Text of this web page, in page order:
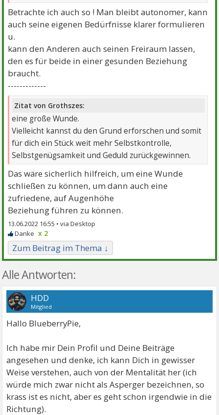
Betrachte ich auch so ! Man bleibt autonomer, kann
auch seine eigenen Bedürfnisse klarer formulieren
u.
kann den Anderen auch seinen Freiraum lassen,
den es für beide in einer gesunden Beziehung
braucht.
-------------
Zitat von Grothszes:
eine große Wunde.
Vielleicht kannst du den Grund erforschen und somit
für dich ein Stück weit mehr Selbstkontrolle,
Selbstgenügsamkeit und Geduld zurückgewinnen.
Das wäre sicherlich hilfreich, um eine Wunde
schließen zu können, um dann auch eine
zufriedene, auf Augenhöhe
Beziehung führen zu können.
13.06.2022 16:55 •
x 2
Zum Beitrag im Thema ↓
Alle Antworten:
HDD
Mitglied
Hallo BlueberryPie,
Ich habe mir Dein Profil und Deine Beiträge
angesehen und denke, ich kann Dich in gewisser
Weise verstehen, auch von der Mentalität her (ich
würde mich zwar nicht als Asperger bezeichnen, so
krass ist es nicht, aber es geht schon irgendwie in die
Richtung).